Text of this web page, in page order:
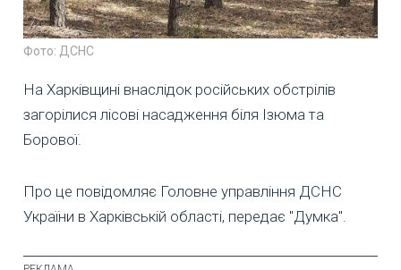
Фото: ДСНС
На Харківщині внаслідок російських обстрілів
загорілися лісові насадження біля Ізюма та
Борової.
Про це повідомляє Головне управління ДСНС
України в Харківській області, передає "Думка".